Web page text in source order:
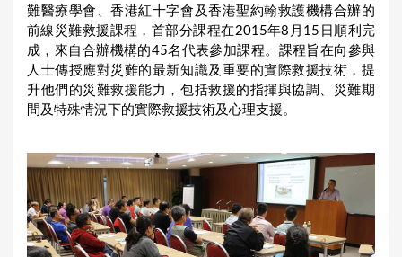
難醫療學會、香港紅十字會及香港聖約翰救護機構合辦的
前線災難救援課程，首部分課程在2015年8月15日順利完
成，來自合辦機構的45名代表參加課程。課程旨在向參與
人士傳授應對災難的最新知識及重要的實際救援技術，提
升他們的災難救援能力，包括救援的指揮與協調、災難期
間及特殊情況下的實際救援技術及心理支援。